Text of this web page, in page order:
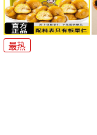
最热